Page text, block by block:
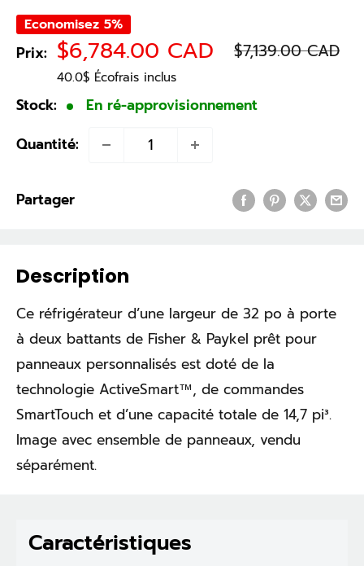
Economisez 5%
Prix: Prix
réduit
$6,784.00 CAD Prix
normal
$7,139.00 CAD
40.0$ Écofrais inclus
Stock:
En ré-approvisionnement
Quantité:
Partager
Description
Ce réfrigérateur d’une largeur de 32 po à porte
à deux battants de Fisher & Paykel prêt pour
panneaux personnalisés est doté de la
technologie ActiveSmart™, de commandes
SmartTouch et d’une capacité totale de 14,7 pi³.
Image avec ensemble de panneaux, vendu
séparément.
Caractéristiques